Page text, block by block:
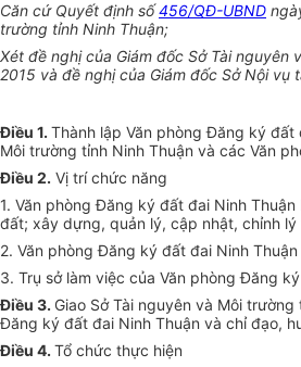
Căn cứ Quyết định số456/QĐ-UBND
trường tỉnh Ninh Thuận;
Xét đề nghị của Giám đốc Sở Tài
2015 và đề nghị của Giám đốc Sở Nội vụ
Điều 1. Thành lập Văn phòng Đăng ký
Môi trường tỉnh Ninh Thuận và các Văn
Điều 2. Vị trí chức năng
1. Văn phòng Đăng ký đất đai Ninh
đất; xây dựng, quản lý, cập nhật, chỉnh
2. Văn phòng Đăng ký đất đai Ninh
3. Trụ sở làm việc của Văn phòng Đăng
Điều 3. Giao Sở Tài nguyên và Môi trường
Đăng ký đất đai Ninh Thuận và chỉ đạo,
Điều 4. Tổ chức thực hiện